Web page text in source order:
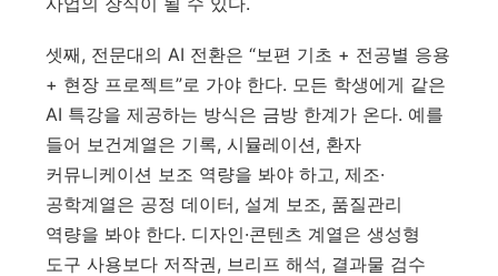
셋째, 전문대의 AI 전환은 “보편 기초 + 전공별 응용
+ 현장 프로젝트”로 가야 한다. 모든 학생에게 같은
AI 특강을 제공하는 방식은 금방 한계가 온다. 예를
들어 보건계열은 기록, 시뮬레이션, 환자
커뮤니케이션 보조 역량을 봐야 하고, 제조·
공학계열은 공정 데이터, 설계 보조, 품질관리
역량을 봐야 한다. 디자인·콘텐츠 계열은 생성형
도구 사용보다 저작권, 브리프 해석, 결과물 검수